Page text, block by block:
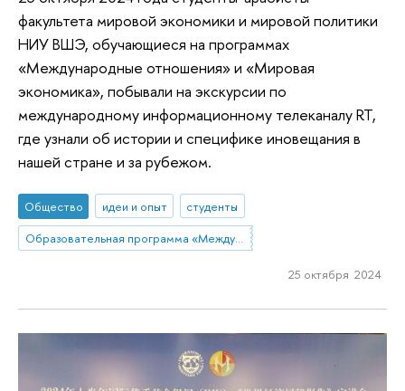
факультета мировой экономики и мировой политики
НИУ ВШЭ, обучающиеся на программах
«Международные отношения» и «Мировая
экономика», побывали на экскурсии по
международному информационному телеканалу RT,
где узнали об истории и специфике иновещания в
нашей стране и за рубежом.
Общество идеи и опыт
студенты
Образовательная программа «Международные отношения»
25 октября 2024